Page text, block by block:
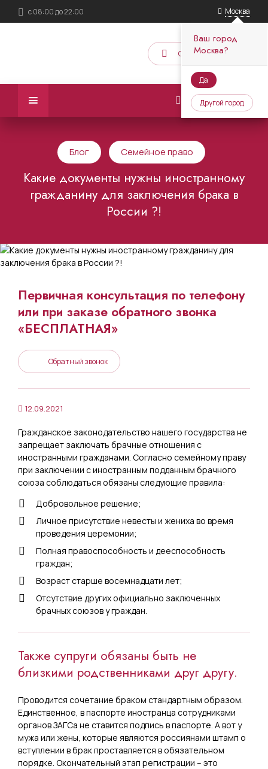
с 08:00 до 22:00 Москва
Ваш город
Москва?
Да
Другой город
Обратный звонок
Блог Семейное право
Какие документы нужны иностранному
гражданину для заключения брака в
России ?!
Первичная консультация по телефону
или при заказе обратного звонка
«БЕСПЛАТНАЯ»
Обратный звонок
12.09.2021
Гражданское законодательство нашего государства не
запрещает заключать брачные отношения с
иностранными гражданами. Согласно семейному праву
при заключении с иностранным подданным брачного
союза соблюдаться обязаны следующие правила:
Добровольное решение;
Личное присутствие невесты и жениха во время
проведения церемонии;
Полная правоспособность и дееспособность
граждан;
Возраст старше восемнадцати лет;
Отсутствие других официально заключенных
брачных союзов у граждан.
Также супруги обязаны быть не
близкими родственниками друг другу.
Проводится сочетание браком стандартным образом.
Единственное, в паспорте иностранца сотрудниками
органов ЗАГСа не ставится подпись в паспорте. А вот у
мужа или жены, которые являются россиянами штамп о
вступлении в брак проставляется в обязательном
порядке. Окончательный этап регистрации – это